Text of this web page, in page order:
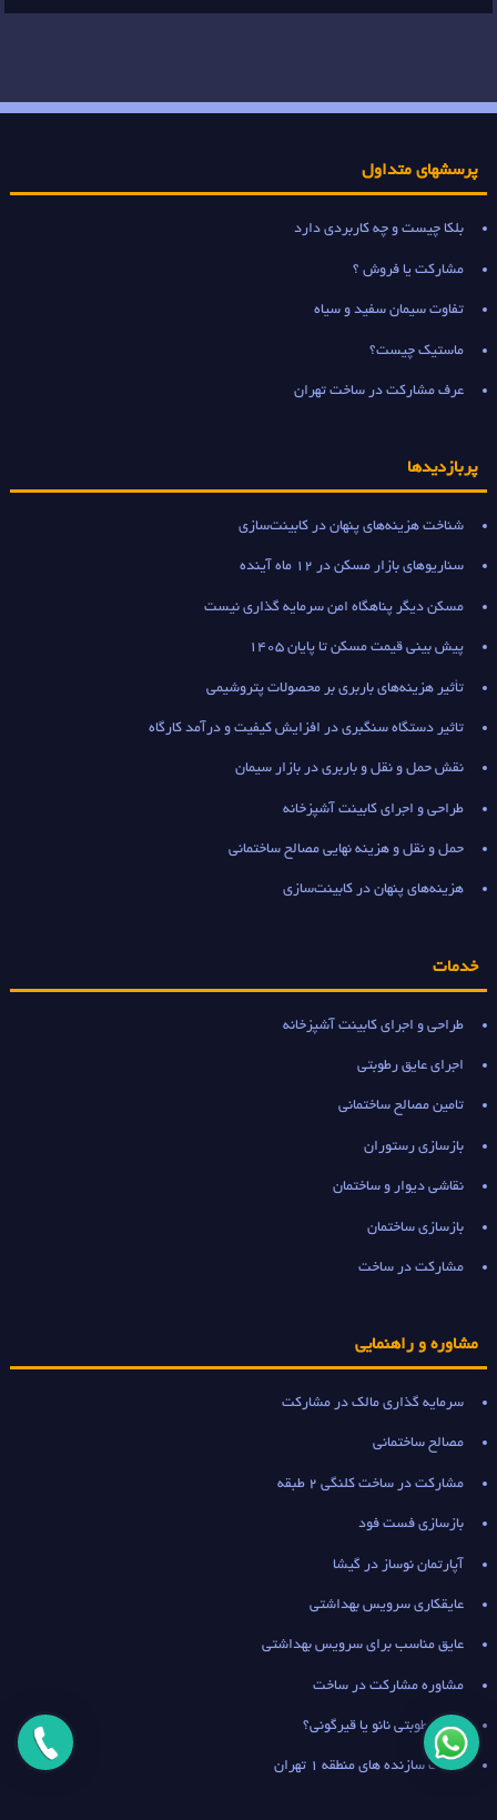
پرسشهای متداول
بلکا چیست و چه کاربردی دارد
مشارکت یا فروش ؟
تفاوت سیمان سفید و سیاه
ماستیک چیست؟
عرف مشارکت در ساخت تهران
پربازدیدها
شناخت هزینه‌های پنهان در کابینت‌سازی
سناریوهای بازار مسکن در 12 ماه آینده
مسکن دیگر پناهگاه امن سرمایه گذاری نیست
پیش بینی قیمت مسکن تا پایان 1405
تأثیر هزینه‌های باربری بر محصولات پتروشیمی
تاثیر دستگاه سنگبری در افزایش کیفیت و درآمد کارگاه
نقش حمل و نقل و باربری در بازار سیمان
طراحی و اجرای کابینت آشپزخانه
حمل و نقل و هزینه نهایی مصالح ساختمانی
هزینه‌های پنهان در کابینت‌سازی
خدمات
طراحی و اجرای کابینت آشپزخانه
اجرای عایق رطوبتی
تامین مصالح ساختمانی
بازسازی رستوران
نقاشی دیوار و ساختمان
بازسازی ساختمان
مشارکت در ساخت
مشاوره و راهنمایی
سرمایه گذاری مالک در مشارکت
مصالح ساختمانی
مشارکت در ساخت کلنگی 2 طبقه
بازسازی فست فود
آپارتمان نوساز در گیشا
عایقکاری سرویس بهداشتی
عایق مناسب برای سرویس بهداشتی
مشاوره مشارکت در ساخت
عایق رطوبتی نانو یا قیرگونی؟
لیست سازنده های منطقه 1 تهران